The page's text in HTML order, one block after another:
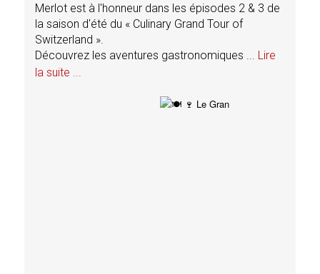
Merlot est à l'honneur dans les épisodes 2 & 3 de
la saison d'été du « Culinary Grand Tour of
Switzerland ».
Découvrez les aventures gastronomiques
Lire
la suite ...